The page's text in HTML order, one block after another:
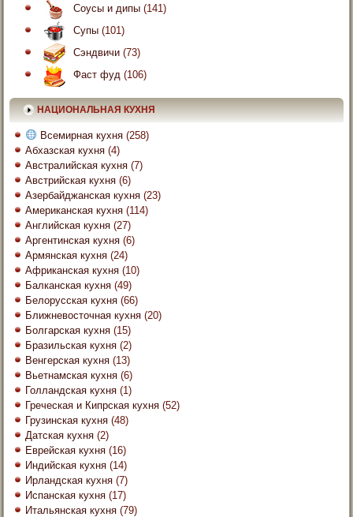
Соусы и дипы (141)
Супы (101)
Сэндвичи (73)
Фаст фуд (106)
НАЦИОНАЛЬНАЯ КУХНЯ
Всемирная кухня (258)
Абхазская кухня (4)
Австралийская кухня (7)
Австрийская кухня (6)
Азербайджанская кухня (23)
Американская кухня (114)
Английская кухня (27)
Аргентинская кухня (6)
Армянская кухня (24)
Африканская кухня (10)
Балканская кухня (49)
Белорусская кухня (66)
Ближневосточная кухня (20)
Болгарская кухня (15)
Бразильская кухня (2)
Венгерская кухня (13)
Вьетнамская кухня (6)
Голландская кухня (1)
Греческая и Кипрская кухня (52)
Грузинская кухня (48)
Датская кухня (2)
Еврейская кухня (16)
Индийская кухня (14)
Ирландская кухня (7)
Испанская кухня (17)
Итальянская кухня (79)